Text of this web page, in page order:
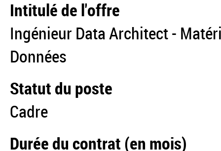
Intitulé de l'offre
Ingénieur Data Architect -
Données
Statut du poste
Cadre
Durée du contrat (en mois)